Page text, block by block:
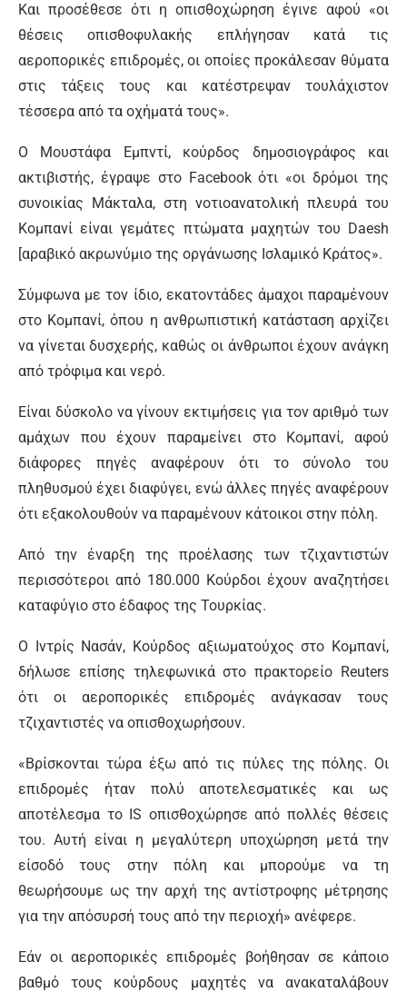
Και προσέθεσε ότι η οπισθοχώρηση έγινε αφού «οι
θέσεις οπισθοφυλακής επλήγησαν κατά τις
αεροπορικές επιδρομές, οι οποίες προκάλεσαν θύματα
στις τάξεις τους και κατέστρεψαν τουλάχιστον
τέσσερα από τα οχήματά τους».
Ο Μουστάφα Εμπντί, κούρδος δημοσιογράφος και
ακτιβιστής, έγραψε στο Facebook ότι «οι δρόμοι της
συνοικίας Μάκταλα, στη νοτιοανατολική πλευρά του
Κομπανί είναι γεμάτες πτώματα μαχητών του Daesh
[αραβικό ακρωνύμιο της οργάνωσης Ισλαμικό Κράτος».
Σύμφωνα με τον ίδιο, εκατοντάδες άμαχοι παραμένουν
στο Κομπανί, όπου η ανθρωπιστική κατάσταση αρχίζει
να γίνεται δυσχερής, καθώς οι άνθρωποι έχουν ανάγκη
από τρόφιμα και νερό.
Είναι δύσκολο να γίνουν εκτιμήσεις για τον αριθμό των
αμάχων που έχουν παραμείνει στο Κομπανί, αφού
διάφορες πηγές αναφέρουν ότι το σύνολο του
πληθυσμού έχει διαφύγει, ενώ άλλες πηγές αναφέρουν
ότι εξακολουθούν να παραμένουν κάτοικοι στην πόλη.
Από την έναρξη της προέλασης των τζιχαντιστών
περισσότεροι από 180.000 Κούρδοι έχουν αναζητήσει
καταφύγιο στο έδαφος της Τουρκίας.
Ο Ιντρίς Νασάν, Κούρδος αξιωματούχος στο Κομπανί,
δήλωσε επίσης τηλεφωνικά στο πρακτορείο Reuters
ότι οι αεροπορικές επιδρομές ανάγκασαν τους
τζιχαντιστές να οπισθοχωρήσουν.
«Βρίσκονται τώρα έξω από τις πύλες της πόλης. Οι
επιδρομές ήταν πολύ αποτελεσματικές και ως
αποτέλεσμα το IS οπισθοχώρησε από πολλές θέσεις
του. Αυτή είναι η μεγαλύτερη υποχώρηση μετά την
είσοδό τους στην πόλη και μπορούμε να τη
θεωρήσουμε ως την αρχή της αντίστροφης μέτρησης
για την απόσυρσή τους από την περιοχή» ανέφερε.
Εάν οι αεροπορικές επιδρομές βοήθησαν σε κάποιο
βαθμό τους κούρδους μαχητές να ανακαταλάβουν